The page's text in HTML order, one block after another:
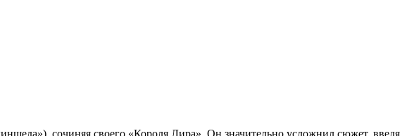
сочиняя своего «Короля Лира». Он значительно усложнил сюжет, введя